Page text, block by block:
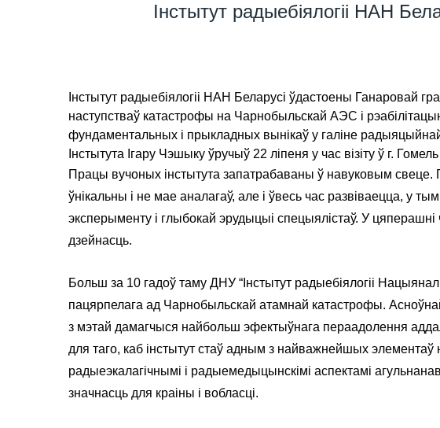
Інстытут радыебіялогіі НАН
Інстытут радыебіялогіі НАН Беларусі ўдастоены Ганаровай
наступстваў катастрофы на Чарнобыльскай АЭС і
фундаментальных і прыкладных вынікаў у галіне
Інстытута Ігару Чэшыку ўручыў 22 ліпеня у час візіту ў г.
Працы вучоных інстытута запатрабаваны ў навуковым свеце.
ўнікальны і не мае аналагаў, але і ўвесь час развіваецца, у
эксперыменту і глыбокай эрудыцыі спецыялістаў. У
дзейнасць.
Больш за 10 гадоў таму ДНУ “Інстытут радыебіялогіі
пацярпелага ад Чарнобыльскай атамнай катастрофы.
з мэтай дамагчыся найбольш эфектыўнага пераадолення
для таго, каб інстытут стаў адным з найважнейшых
радыеэкалагічнымі і радыемедыцынскімі аспектамі
значнасць для краіны і вобласці.